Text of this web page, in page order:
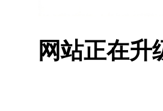
网站正在升